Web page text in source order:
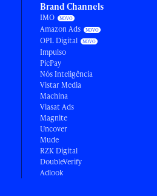
Brand Channels
IMO
Amazon Ads
OPL Digital
Impulso
PicPay
Nós Inteligência
Vistar Media
Machina
Viasat Ads
Magnite
Uncover
Mude
RZK Digital
DoubleVerify
Adlook